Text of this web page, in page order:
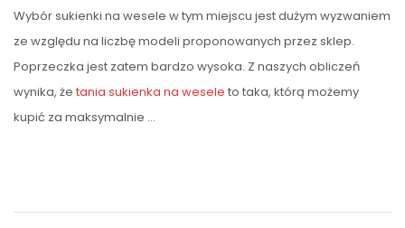
Wybór sukienki na wesele w tym miejscu jest dużym wyzwaniem
ze względu na liczbę modeli proponowanych przez sklep.
Poprzeczka jest zatem bardzo wysoka. Z naszych obliczeń
wynika, że tania sukienka na wesele to taka, którą możemy
kupić za maksymalnie …